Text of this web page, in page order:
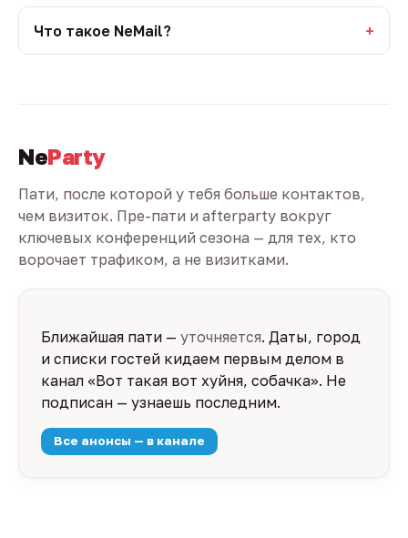
Что такое NeMail?
NeParty
Пати, после которой у тебя больше контактов,
чем визиток. Пре-пати и afterparty вокруг
ключевых конференций сезона — для тех, кто
ворочает трафиком, а не визитками.
Ближайшая пати — уточняется. Даты, город
и списки гостей кидаем первым делом в
канал «Вот такая вот хуйня, собачка». Не
подписан — узнаешь последним.
Все анонсы — в канале